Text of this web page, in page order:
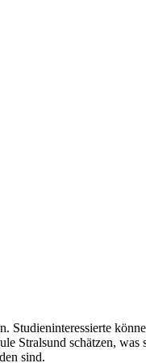
Studieninteressierte
Stralsund schätzen,
sind.